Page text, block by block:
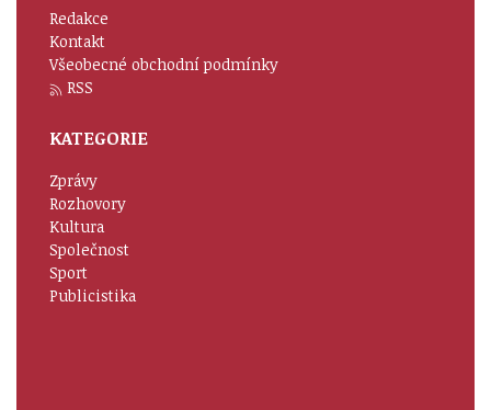
Redakce
Kontakt
Všeobecné obchodní podmínky
RSS
KATEGORIE
Zprávy
Rozhovory
Kultura
Společnost
Sport
Publicistika